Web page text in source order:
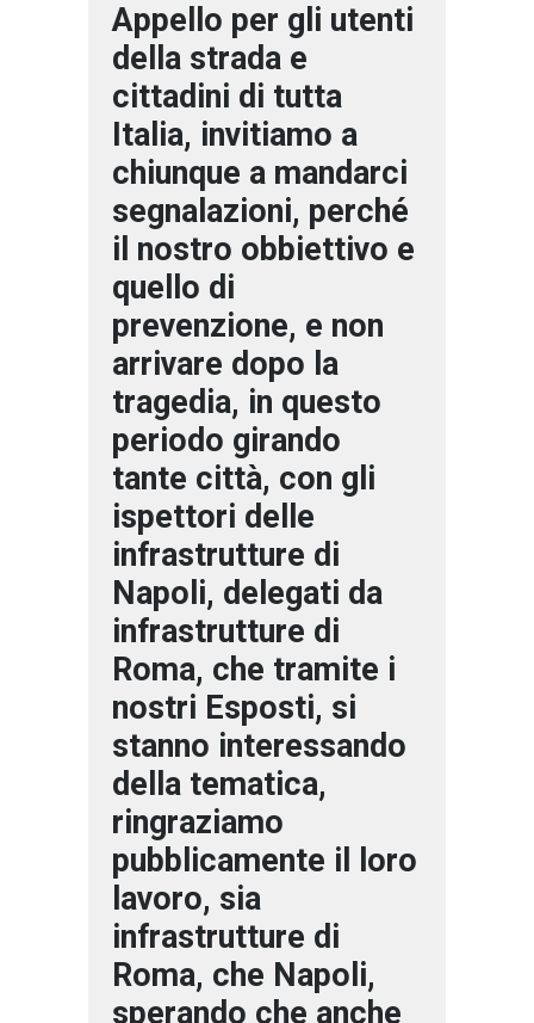
Appello per gli utenti
della strada e
cittadini di tutta
Italia, invitiamo a
chiunque a mandarci
segnalazioni, perché
il nostro obbiettivo e
quello di
prevenzione, e non
arrivare dopo la
tragedia, in questo
periodo girando
tante città, con gli
ispettori delle
infrastrutture di
Napoli, delegati da
infrastrutture di
Roma, che tramite i
nostri Esposti, si
stanno interessando
della tematica,
ringraziamo
pubblicamente il loro
lavoro, sia
infrastrutture di
Roma, che Napoli,
sperando che anche